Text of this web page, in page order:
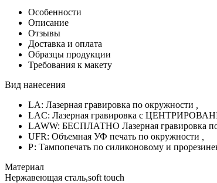
Особенности
Описание
Отзывы
Доставка и оплата
Образцы продукции
Требования к макету
Вид нанесения
LA: Лазерная гравировка по окружности
LAC: Лазерная гравировка с
LAWW: БЕСПЛАТНО Лазерная гравировка
UFR: Объемная УФ печать по окружности
Р: Тампопечать по силиконовому и
Материал
Нержавеющая сталь,soft touch